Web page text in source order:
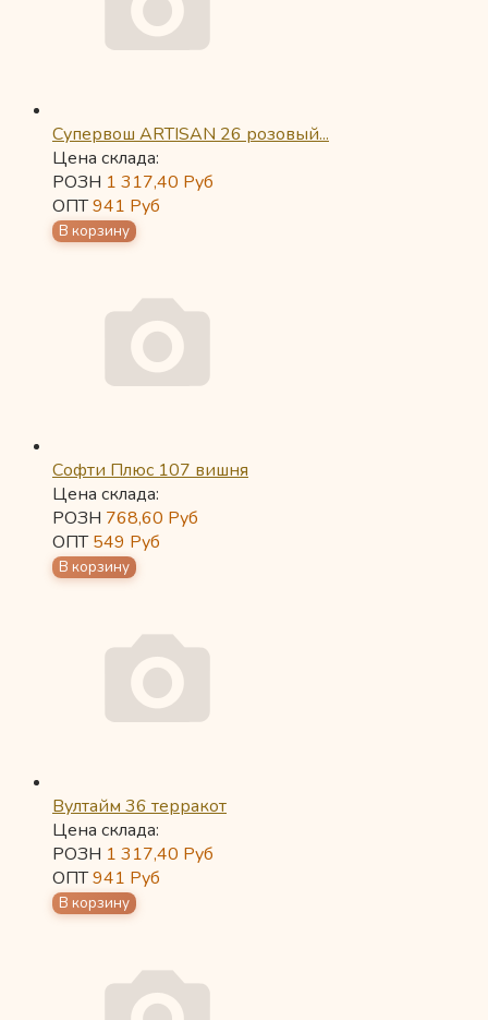
Супервош ARTISAN 26 розовый...
Цена склада:
РОЗН 1 317,40 Руб
ОПТ941 Руб
Софти Плюс 107 вишня
Цена склада:
РОЗН 768,60 Руб
ОПТ549 Руб
Вултайм 36 терракот
Цена склада:
РОЗН 1 317,40 Руб
ОПТ941 Руб